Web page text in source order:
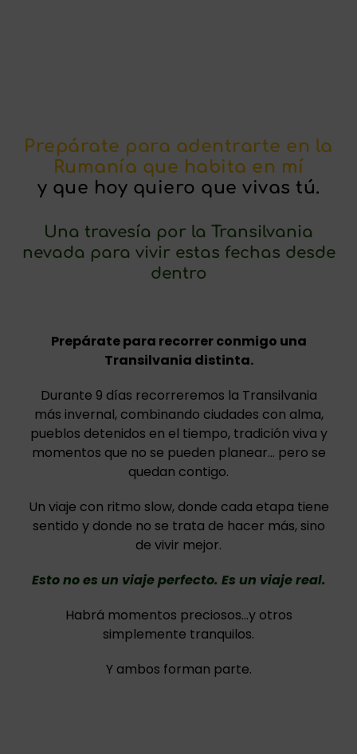
Prepárate para adentrarte en la
Rumanía que habita en mí
y que hoy quiero que vivas tú.​
Una travesía por la Transilvania
nevada para vivir estas fechas desde
dentro
Prepárate para recorrer conmigo una
Transilvania distinta.
Durante 9 días recorreremos la Transilvania
más invernal, combinando ciudades con alma,
pueblos detenidos en el tiempo, tradición viva y
momentos que no se pueden planear… pero se
quedan contigo.
Un viaje con ritmo slow, donde cada etapa tiene
sentido y donde no se trata de hacer más, sino
de vivir mejor.
Esto no es un viaje perfecto. Es un viaje real.
Habrá momentos preciosos…y otros
simplemente tranquilos.
Y ambos forman parte.